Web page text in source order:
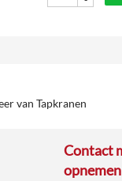
van Tapkranen
Contact
opnemen